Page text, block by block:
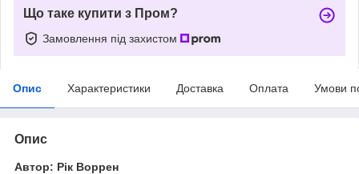
Що таке купити з Пром?
Замовлення під захистом
Опис Характеристики Доставка Оплата Умови
Опис
Автор: Рік Воррен